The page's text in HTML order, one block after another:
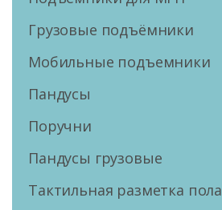
Грузовые подъёмники
Мобильные подъемники
Пандусы
Поручни
Пандусы грузовые
Тактильная разметка пола